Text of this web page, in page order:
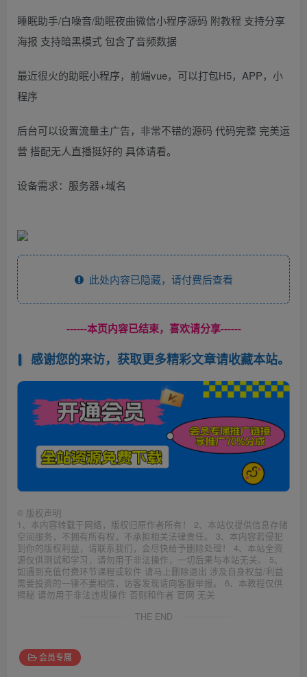
睡眠助手/白噪音/助眠夜曲微信小程序源码 附教程 支持分享
海报 支持暗黑模式 包含了音频数据
最近很火的助眠小程序，前端vue，可以打包H5，APP，小
程序
后台可以设置流量主广告，非常不错的源码 代码完整 完美运
营 搭配无人直播挺好的 具体请看。
设备需求：服务器+域名
此处内容已隐藏，请付费后查看
------本页内容已结束，喜欢请分享------
感谢您的来访，获取更多精彩文章请收藏本站。
© 版权声明
1、本内容转载于网络，版权归原作者所有！ 2、本站仅提供信息存储
空间服务，不拥有所有权，不承担相关法律责任。 3、本内容若侵犯
到你的版权利益，请联系我们，会尽快给予删除处理！ 4、本站全资
源仅供测试和学习，请勿用于非法操作，一切后果与本站无关。 5、
如遇到充值付费环节课程或软件 请马上删除退出 涉及自身权益/利益
需要投资的一律不要相信，访客发现请向客服举报。 6、本教程仅供
揭秘 请勿用于非法违规操作 否则和作者 官网 无关
THE END
会员专属